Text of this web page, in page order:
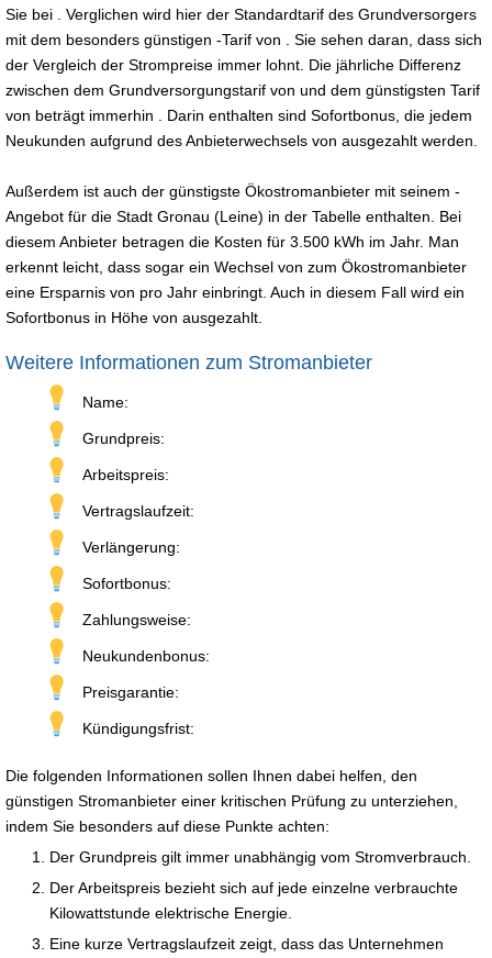
Sie bei . Verglichen wird hier der Standardtarif des Grundversorgers
mit dem besonders günstigen -Tarif von . Sie sehen daran, dass sich
der Vergleich der Strompreise immer lohnt. Die jährliche Differenz
zwischen dem Grundversorgungstarif von und dem günstigsten Tarif
von beträgt immerhin . Darin enthalten sind Sofortbonus, die jedem
Neukunden aufgrund des Anbieterwechsels von ausgezahlt werden.
Außerdem ist auch der günstigste Ökostromanbieter mit seinem -
Angebot für die Stadt Gronau (Leine) in der Tabelle enthalten. Bei
diesem Anbieter betragen die Kosten für 3.500 kWh im Jahr. Man
erkennt leicht, dass sogar ein Wechsel von zum Ökostromanbieter
eine Ersparnis von pro Jahr einbringt. Auch in diesem Fall wird ein
Sofortbonus in Höhe von ausgezahlt.
Weitere Informationen zum Stromanbieter
Name:
Grundpreis:
Arbeitspreis:
Vertragslaufzeit:
Verlängerung:
Sofortbonus:
Zahlungsweise:
Neukundenbonus:
Preisgarantie:
Kündigungsfrist:
Die folgenden Informationen sollen Ihnen dabei helfen, den
günstigen Stromanbieter einer kritischen Prüfung zu unterziehen,
indem Sie besonders auf diese Punkte achten:
Der Grundpreis gilt immer unabhängig vom Stromverbrauch.
Der Arbeitspreis bezieht sich auf jede einzelne verbrauchte
Kilowattstunde elektrische Energie.
Eine kurze Vertragslaufzeit zeigt, dass das Unternehmen